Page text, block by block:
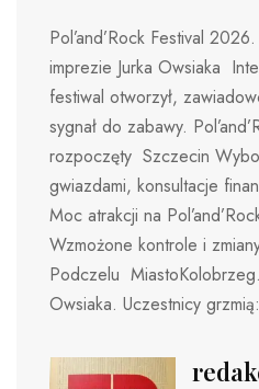
Pol’and’Rock Festival
imprezie Jurka Owsiaka
festiwal otworzył,
sygnał do zabawy.
rozpoczęty Szczecin
gwiazdami, konsultacje
Moc atrakcji na
Wzmożone kontrole i
Podczelu
Owsiaka. Uczestnicy